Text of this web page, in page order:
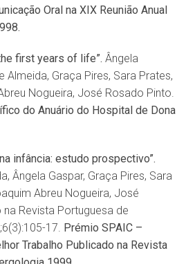
ção Oral na XIX Reunião Anual
first years of life”. Ângela
Almeida, Graça Pires, Sara Prates,
Nogueira, José Rosado Pinto.
ífico do Anuário do Hospital de Dona
infância: estudo prospectivo”.
Ângela Gaspar, Graça Pires, Sara
Abreu Nogueira, José
Revista Portuguesa de
17. Prémio SPAIC –
Trabalho Publicado na Revista